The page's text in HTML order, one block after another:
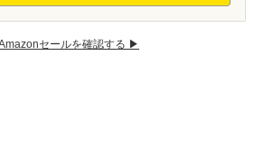
セールを確認する ▶︎